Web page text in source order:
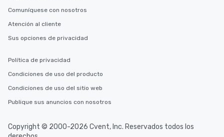
Comuníquese con nosotros
Atención al cliente
Sus opciones de privacidad
Política de privacidad
Condiciones de uso del producto
Condiciones de uso del sitio web
Publique sus anuncios con nosotros
Copyright © 2000-2026 Cvent, Inc. Reservados todos los